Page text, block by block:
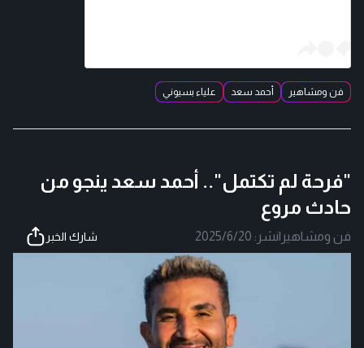
فن ومشاهير أحمد سعد علياء بسيوني
"فرحة لم تكتمل".. أحمد سعد ينجو من
حادث مروع
فن ومشاهير |نشر: 2025/6/20 شارك الخبر